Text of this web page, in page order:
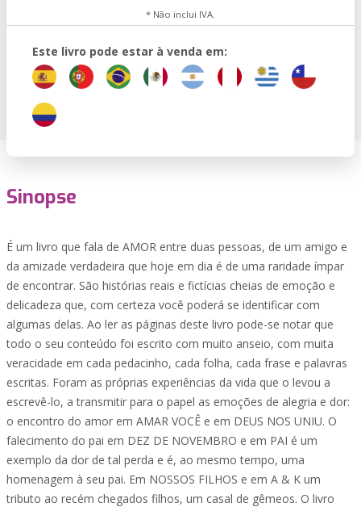
* Não inclui IVA.
Este livro pode estar à venda em:
Sinopse
É um livro que fala de AMOR entre duas pessoas, de um amigo e
da amizade verdadeira que hoje em dia é de uma raridade ímpar
de encontrar. São histórias reais e fictícias cheias de emoção e
delicadeza que, com certeza você poderá se identificar com
algumas delas. Ao ler as páginas deste livro pode-se notar que
todo o seu conteúdo foi escrito com muito anseio, com muita
veracidade em cada pedacinho, cada folha, cada frase e palavras
escritas. Foram as próprias experiências da vida que o levou a
escrevê-lo, a transmitir para o papel as emoções de alegria e dor:
o encontro do amor em AMAR VOCÊ e em DEUS NOS UNIU. O
falecimento do pai em DEZ DE NOVEMBRO e em PAI é um
exemplo da dor de tal perda e é, ao mesmo tempo, uma
homenagem à seu pai. Em NOSSOS FILHOS e em A & K um
tributo ao recém chegados filhos, um casal de gêmeos. O livro